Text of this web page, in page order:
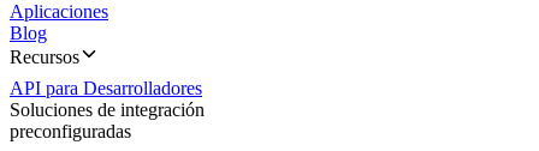
Aplicaciones
Blog
Recursos
API para Desarrolladores
Soluciones de integración
preconfiguradas